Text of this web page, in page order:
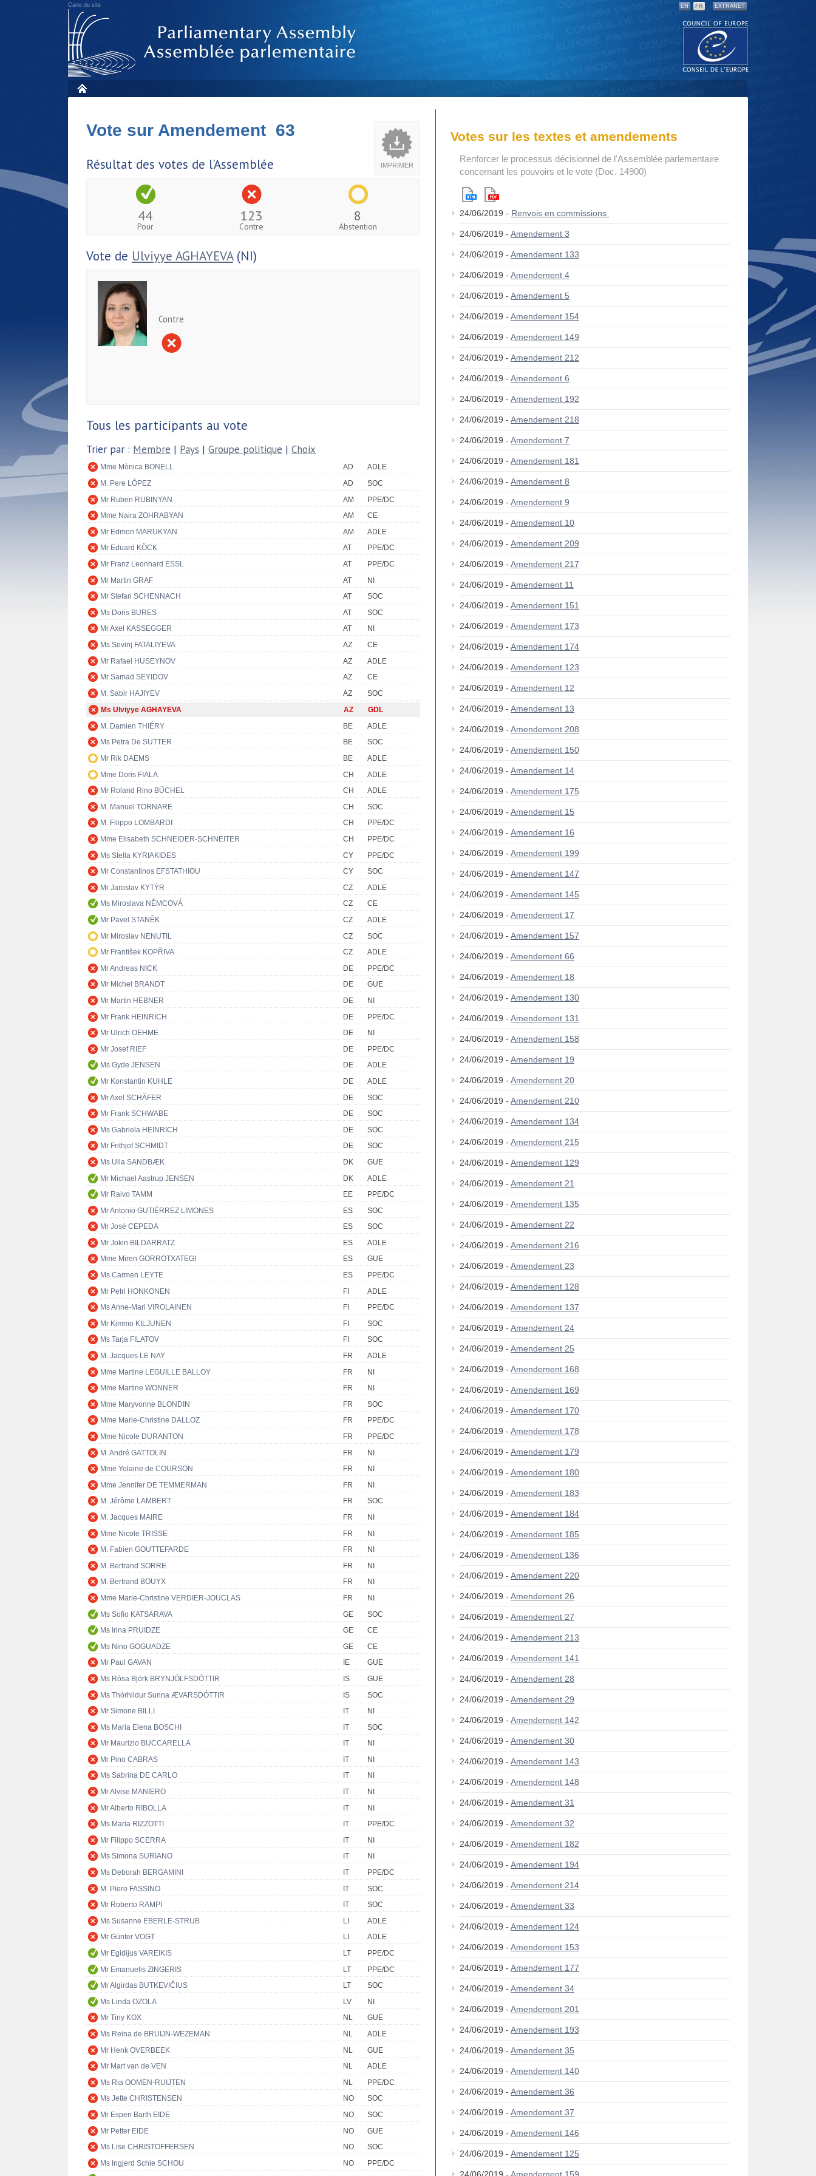
Carte du site EN FR EXTRANET
IMPRIMER
Vote sur Amendement 63
Résultat des votes de l'Assemblée
44
Pour
123
Contre
8
Abstention
Vote de Ulviyye AGHAYEVA(NI)
Contre
Tous les participants au vote
Trier par : Membre | Pays | Groupe politique | Choix
Mme Mònica BONELL AD
ADLE
M. Pere LÓPEZ
AD
SOC
Mr Ruben RUBINYAN
AM
PPE/DC
Mme Naira ZOHRABYAN
AM
CE
Mr Edmon MARUKYAN
AM
ADLE
Mr Eduard KÖCK
AT
PPE/DC
Mr Franz Leonhard ESSL
AT
PPE/DC
Mr Martin GRAF
AT
NI
Mr Stefan SCHENNACH
AT
SOC
Ms Doris BURES
AT
SOC
Mr Axel KASSEGGER
AT
NI
Ms Sevinj FATALIYEVA
AZ
CE
Mr Rafael HUSEYNOV
AZ
ADLE
Mr Samad SEYIDOV
AZ
CE
M. Sabir HAJIYEV
AZ
SOC
Ms Ulviyye AGHAYEVA
AZ
GDL
M. Damien THIÉRY
BE
ADLE
Ms Petra De SUTTER
BE
SOC
Mr Rik DAEMS
BE
ADLE
Mme Doris FIALA
CH
ADLE
Mr Roland Rino BÜCHEL
CH
ADLE
M. Manuel TORNARE
CH
SOC
M. Filippo LOMBARDI
CH
PPE/DC
Mme Elisabeth SCHNEIDER-SCHNEITER
CH
PPE/DC
Ms Stella KYRIAKIDES
CY
PPE/DC
Mr Constantinos EFSTATHIOU
CY
SOC
Mr Jaroslav KYTÝR
CZ
ADLE
Ms Miroslava NĚMCOVÁ
CZ
CE
Mr Pavel STANĚK
CZ
ADLE
Mr Miroslav NENUTIL
CZ
SOC
Mr František KOPŘIVA
CZ
ADLE
Mr Andreas NICK
DE
PPE/DC
Mr Michel BRANDT
DE
GUE
Mr Martin HEBNER
DE
NI
Mr Frank HEINRICH
DE
PPE/DC
Mr Ulrich OEHME
DE
NI
Mr Josef RIEF
DE
PPE/DC
Ms Gyde JENSEN
DE
ADLE
Mr Konstantin KUHLE
DE
ADLE
Mr Axel SCHÄFER
DE
SOC
Mr Frank SCHWABE
DE
SOC
Ms Gabriela HEINRICH
DE
SOC
Mr Frithjof SCHMIDT
DE
SOC
Ms Ulla SANDBÆK
DK
GUE
Mr Michael Aastrup JENSEN
DK
ADLE
Mr Raivo TAMM
EE
PPE/DC
Mr Antonio GUTIÉRREZ LIMONES
ES
SOC
Mr José CEPEDA
ES
SOC
Mr Jokin BILDARRATZ
ES
ADLE
Mme Miren GORROTXATEGI
ES
GUE
Ms Carmen LEYTE
ES
PPE/DC
Mr Petri HONKONEN
FI
ADLE
Ms Anne-Mari VIROLAINEN
FI
PPE/DC
Mr Kimmo KILJUNEN
FI
SOC
Ms Tarja FILATOV
FI
SOC
M. Jacques LE NAY
FR
ADLE
Mme Martine LEGUILLE BALLOY
FR
NI
Mme Martine WONNER
FR
NI
Mme Maryvonne BLONDIN
FR
SOC
Mme Marie-Christine DALLOZ
FR
PPE/DC
Mme Nicole DURANTON
FR
PPE/DC
M. André GATTOLIN
FR
NI
Mme Yolaine de COURSON
FR
NI
Mme Jennifer DE TEMMERMAN
FR
NI
M. Jérôme LAMBERT
FR
SOC
M. Jacques MAIRE
FR
NI
Mme Nicole TRISSE
FR
NI
M. Fabien GOUTTEFARDE
FR
NI
M. Bertrand SORRE
FR
NI
M. Bertrand BOUYX
FR
NI
Mme Marie-Christine VERDIER-JOUCLAS
FR
NI
Ms Sofio KATSARAVA
GE
SOC
Ms Irina PRUIDZE
GE
CE
Ms Nino GOGUADZE
GE
CE
Mr Paul GAVAN
IE
GUE
Ms Rósa Björk BRYNJÓLFSDÓTTIR
IS
GUE
Ms Thórhildur Sunna ÆVARSDÓTTIR
IS
SOC
Mr Simone BILLI
IT
NI
Ms Maria Elena BOSCHI
IT
SOC
Mr Maurizio BUCCARELLA
IT
NI
Mr Pino CABRAS
IT
NI
Ms Sabrina DE CARLO
IT
NI
Mr Alvise MANIERO
IT
NI
Mr Alberto RIBOLLA
IT
NI
Ms Maria RIZZOTTI
IT
PPE/DC
Mr Filippo SCERRA
IT
NI
Ms Simona SURIANO
IT
NI
Ms Deborah BERGAMINI
IT
PPE/DC
M. Piero FASSINO
IT
SOC
Mr Roberto RAMPI
IT
SOC
Ms Susanne EBERLE-STRUB
LI
ADLE
Mr Günter VOGT
LI
ADLE
Mr Egidijus VAREIKIS
LT
PPE/DC
Mr Emanuelis ZINGERIS
LT
PPE/DC
Mr Algirdas BUTKEVIČIUS
LT
SOC
Ms Linda OZOLA
LV
NI
Mr Tiny KOX
NL
GUE
Ms Reina de BRUIJN-WEZEMAN
NL
ADLE
Mr Henk OVERBEEK
NL
GUE
Mr Mart van de VEN
NL
ADLE
Ms Ria OOMEN-RUIJTEN
NL
PPE/DC
Ms Jette CHRISTENSEN
NO
SOC
Mr Espen Barth EIDE
NO
SOC
Mr Petter EIDE
NO
GUE
Ms Lise CHRISTOFFERSEN
NO
SOC
Ms Ingjerd Schie SCHOU
NO
PPE/DC
Votes sur les textes et amendements
Renforcer le processus décisionnel de l'Assemblée parlementaire
concernant les pouvoirs et le vote (Doc. 14900)
24/06/2019 - Renvois en commissions
24/06/2019 - Amendement 3
24/06/2019 - Amendement 133
24/06/2019 - Amendement 4
24/06/2019 - Amendement 5
24/06/2019 - Amendement 154
24/06/2019 - Amendement 149
24/06/2019 - Amendement 212
24/06/2019 - Amendement 6
24/06/2019 - Amendement 192
24/06/2019 - Amendement 218
24/06/2019 - Amendement 7
24/06/2019 - Amendement 181
24/06/2019 - Amendement 8
24/06/2019 - Amendement 9
24/06/2019 - Amendement 10
24/06/2019 - Amendement 209
24/06/2019 - Amendement 217
24/06/2019 - Amendement 11
24/06/2019 - Amendement 151
24/06/2019 - Amendement 173
24/06/2019 - Amendement 174
24/06/2019 - Amendement 123
24/06/2019 - Amendement 12
24/06/2019 - Amendement 13
24/06/2019 - Amendement 208
24/06/2019 - Amendement 150
24/06/2019 - Amendement 14
24/06/2019 - Amendement 175
24/06/2019 - Amendement 15
24/06/2019 - Amendement 16
24/06/2019 - Amendement 199
24/06/2019 - Amendement 147
24/06/2019 - Amendement 145
24/06/2019 - Amendement 17
24/06/2019 - Amendement 157
24/06/2019 - Amendement 66
24/06/2019 - Amendement 18
24/06/2019 - Amendement 130
24/06/2019 - Amendement 131
24/06/2019 - Amendement 158
24/06/2019 - Amendement 19
24/06/2019 - Amendement 20
24/06/2019 - Amendement 210
24/06/2019 - Amendement 134
24/06/2019 - Amendement 215
24/06/2019 - Amendement 129
24/06/2019 - Amendement 21
24/06/2019 - Amendement 135
24/06/2019 - Amendement 22
24/06/2019 - Amendement 216
24/06/2019 - Amendement 23
24/06/2019 - Amendement 128
24/06/2019 - Amendement 137
24/06/2019 - Amendement 24
24/06/2019 - Amendement 25
24/06/2019 - Amendement 168
24/06/2019 - Amendement 169
24/06/2019 - Amendement 170
24/06/2019 - Amendement 178
24/06/2019 - Amendement 179
24/06/2019 - Amendement 180
24/06/2019 - Amendement 183
24/06/2019 - Amendement 184
24/06/2019 - Amendement 185
24/06/2019 - Amendement 136
24/06/2019 - Amendement 220
24/06/2019 - Amendement 26
24/06/2019 - Amendement 27
24/06/2019 - Amendement 213
24/06/2019 - Amendement 141
24/06/2019 - Amendement 28
24/06/2019 - Amendement 29
24/06/2019 - Amendement 142
24/06/2019 - Amendement 30
24/06/2019 - Amendement 143
24/06/2019 - Amendement 148
24/06/2019 - Amendement 31
24/06/2019 - Amendement 32
24/06/2019 - Amendement 182
24/06/2019 - Amendement 194
24/06/2019 - Amendement 214
24/06/2019 - Amendement 33
24/06/2019 - Amendement 124
24/06/2019 - Amendement 153
24/06/2019 - Amendement 177
24/06/2019 - Amendement 34
24/06/2019 - Amendement 201
24/06/2019 - Amendement 193
24/06/2019 - Amendement 35
24/06/2019 - Amendement 140
24/06/2019 - Amendement 36
24/06/2019 - Amendement 37
24/06/2019 - Amendement 146
24/06/2019 - Amendement 125